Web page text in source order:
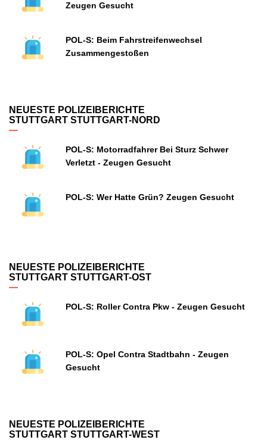
Zeugen Gesucht
POL-S: Beim Fahrstreifenwechsel
Zusammengestoßen
NEUESTE POLIZEIBERICHTE
STUTTGART STUTTGART-NORD
POL-S: Motorradfahrer Bei Sturz Schwer
Verletzt - Zeugen Gesucht
POL-S: Wer Hatte Grün? Zeugen Gesucht
NEUESTE POLIZEIBERICHTE
STUTTGART STUTTGART-OST
POL-S: Roller Contra Pkw - Zeugen Gesucht
POL-S: Opel Contra Stadtbahn - Zeugen
Gesucht
NEUESTE POLIZEIBERICHTE
STUTTGART STUTTGART-WEST